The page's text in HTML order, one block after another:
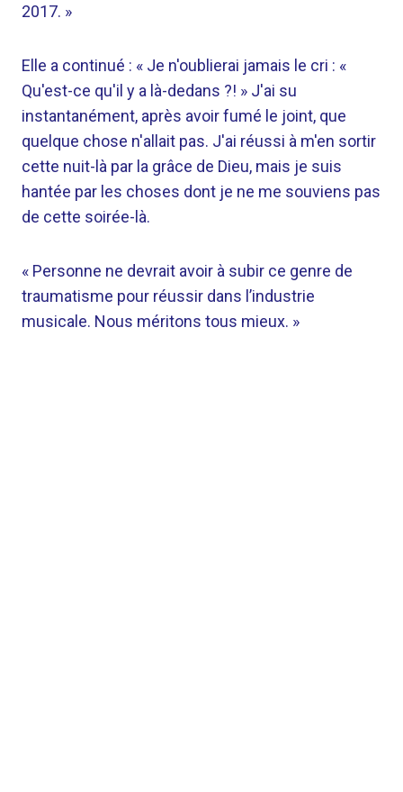
2017. »
Elle a continué : « Je n'oublierai jamais le cri : «
Qu'est-ce qu'il y a là-dedans ?! » J'ai su
instantanément, après avoir fumé le joint, que
quelque chose n'allait pas. J'ai réussi à m'en sortir
cette nuit-là par la grâce de Dieu, mais je suis
hantée par les choses dont je ne me souviens pas
de cette soirée-là.
« Personne ne devrait avoir à subir ce genre de
traumatisme pour réussir dans l’industrie
musicale. Nous méritons tous mieux. »